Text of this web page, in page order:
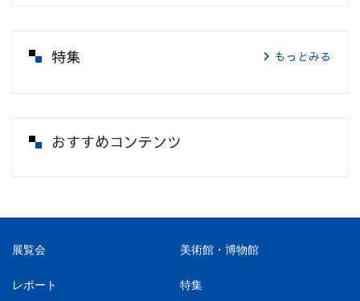
特集 もっとみる
おすすめコンテンツ
展覧会 美術館・博物館
レポート
特集